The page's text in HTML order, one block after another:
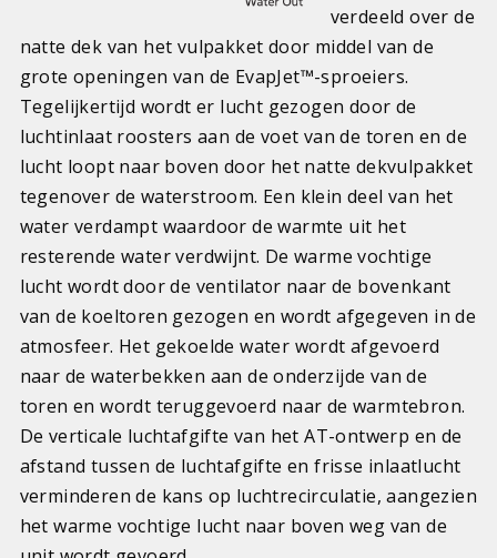
verdeeld over de
natte dek van het vulpakket door middel van de
grote openingen van de EvapJet™-sproeiers.
Tegelijkertijd wordt er lucht gezogen door de
luchtinlaat roosters aan de voet van de toren en de
lucht loopt naar boven door het natte dekvulpakket
tegenover de waterstroom. Een klein deel van het
water verdampt waardoor de warmte uit het
resterende water verdwijnt. De warme vochtige
lucht wordt door de ventilator naar de bovenkant
van de koeltoren gezogen en wordt afgegeven in de
atmosfeer. Het gekoelde water wordt afgevoerd
naar de waterbekken aan de onderzijde van de
toren en wordt teruggevoerd naar de warmtebron.
De verticale luchtafgifte van het AT-ontwerp en de
afstand tussen de luchtafgifte en frisse inlaatlucht
verminderen de kans op luchtrecirculatie, aangezien
het warme vochtige lucht naar boven weg van de